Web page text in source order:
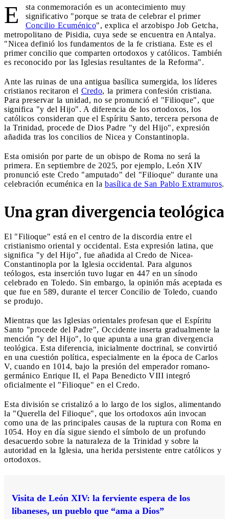
E
sta conmemoración es un acontecimiento muy
significativo "porque se trata de celebrar el primer
Concilio Ecuménico", explica el arzobispo Job Getcha,
metropolitano de Pisidia, cuya sede se encuentra en Antalya.
"Nicea definió los fundamentos de la fe cristiana. Este es el
primer concilio que comparten ortodoxos y católicos. También
es reconocido por las Iglesias resultantes de la Reforma".
Ante las ruinas de una antigua basílica sumergida, los líderes
cristianos recitaron el Credo, la primera confesión cristiana.
Para preservar la unidad, no se pronunció el "Filioque", que
significa "y del Hijo". A diferencia de los ortodoxos, los
católicos consideran que el Espíritu Santo, tercera persona de
la Trinidad, procede de Dios Padre "y del Hijo", expresión
añadida tras los concilios de Nicea y Constantinopla.
Esta omisión por parte de un obispo de Roma no será la
primera. En septiembre de 2025, por ejemplo, León XIV
pronunció este Credo "amputado" del "Filioque" durante una
celebración ecuménica en la basílica de San Pablo Extramuros.
Una gran divergencia teológica
El "Filioque" está en el centro de la discordia entre el
cristianismo oriental y occidental. Esta expresión latina, que
significa "y del Hijo", fue añadida al Credo de Nicea-
Constantinopla por la Iglesia occidental. Para algunos
teólogos, esta inserción tuvo lugar en 447 en un sínodo
celebrado en Toledo. Sin embargo, la opinión más aceptada es
que fue en 589, durante el tercer Concilio de Toledo, cuando
se produjo.
Mientras que las Iglesias orientales profesan que el Espíritu
Santo "procede del Padre", Occidente inserta gradualmente la
mención "y del Hijo", lo que apunta a una gran divergencia
teológica. Esta diferencia, inicialmente doctrinal, se convirtió
en una cuestión política, especialmente en la época de Carlos
V, cuando en 1014, bajo la presión del emperador romano-
germánico Enrique II, el Papa Benedicto VIII integró
oficialmente el "Filioque" en el Credo.
Esta división se cristalizó a lo largo de los siglos, alimentando
la "Querella del Filioque", que los ortodoxos aún invocan
como una de las principales causas de la ruptura con Roma en
1054. Hoy en día sigue siendo el símbolo de un profundo
desacuerdo sobre la naturaleza de la Trinidad y sobre la
autoridad en la Iglesia, una herida persistente entre católicos y
ortodoxos.
Visita de León XIV: la ferviente espera de los
libaneses, un pueblo que “ama a Dios”